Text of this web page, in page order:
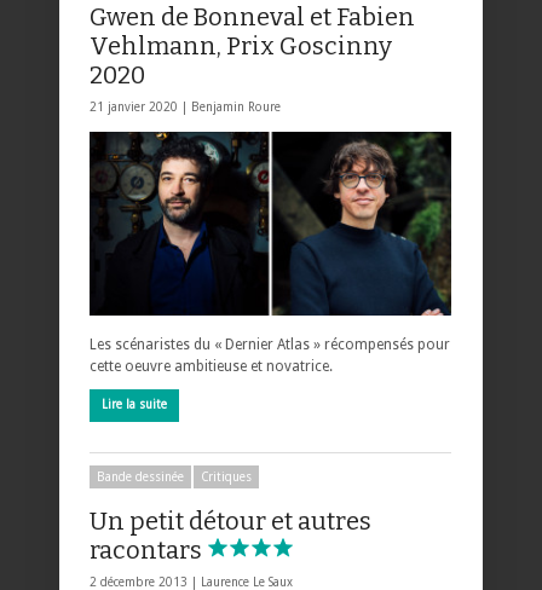
Gwen de Bonneval et Fabien
Vehlmann, Prix Goscinny
2020
21 janvier 2020 | Benjamin Roure
Les scénaristes du « Dernier Atlas » récompensés pour
cette oeuvre ambitieuse et novatrice.
Lire la suite
Bande dessinée Critiques
Un petit détour et autres
racontars
2 décembre 2013 | Laurence Le Saux